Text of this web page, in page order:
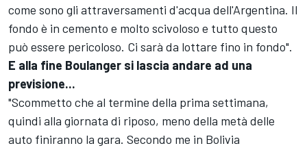
come sono gli attraversamenti d'acqua dell'Argentina. Il
fondo è in cemento e molto scivoloso e tutto questo
può essere pericoloso. Ci sarà da lottare fino in fondo".
E alla fine Boulanger si lascia andare ad una
previsione...
"Scommetto che al termine della prima settimana,
quindi alla giornata di riposo, meno della metà delle
auto finiranno la gara. Secondo me in Bolivia